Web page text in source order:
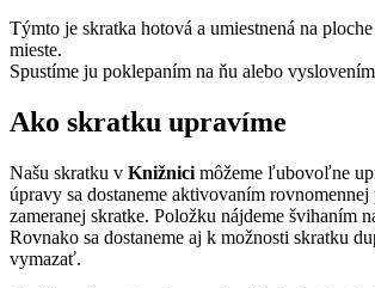
Týmto je skratka hotová a umiestnená na
mieste.
Spustíme ju poklepaním na ňu alebo
Ako skratku upravíme
Našu skratku v Knižnici môžeme ľubovoľne
úpravy sa dostaneme aktivovaním
zameranej skratke. Položku nájdeme švihaním
Rovnako sa dostaneme aj k možnosti skratku
vymazať.